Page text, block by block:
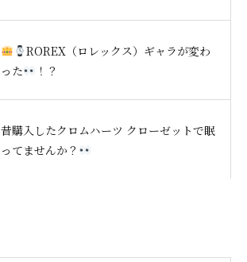
ROREX（ロレックス）ギャラが変わ
った
！？
昔購入したクロムハーツ クローゼットで眠
ってませんか？